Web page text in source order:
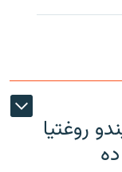
روغتیا